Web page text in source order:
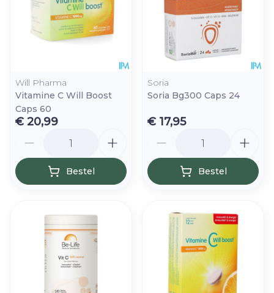
Will Pharma
Vitamine C Will Boost
Caps 60
€ 20,99
Bestel
Soria
Soria Bg300 Caps 24
€ 17,95
Bestel